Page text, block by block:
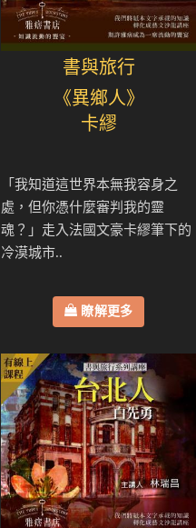
書與旅行
《異鄉人》
卡繆
「我知道這世界本無我容身之
處，但你憑什麼審判我的靈
魂？」走入法國文豪卡繆筆下的
冷漠城市..
瞭解更多